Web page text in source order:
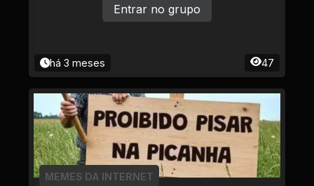
há 3 meses 47
Entrar no grupo
MEMES DA INTERNET